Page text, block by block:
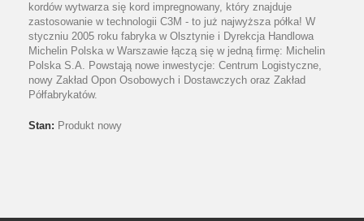
kordów wytwarza się kord impregnowany, który znajduje
zastosowanie w technologii C3M - to już najwyższa półka! W
styczniu 2005 roku fabryka w Olsztynie i Dyrekcja Handlowa
Michelin Polska w Warszawie łączą się w jedną firmę: Michelin
Polska S.A. Powstają nowe inwestycje: Centrum Logistyczne,
nowy Zakład Opon Osobowych i Dostawczych oraz Zakład
Półfabrykatów.
Stan: Produkt nowy